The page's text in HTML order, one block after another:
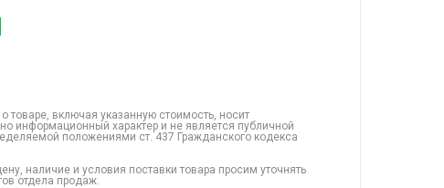
товаре, включая указанную стоимость, носит
информационный характер и не является публичной
положениями ст. 437 Гражданского кодекса
наличие и условия поставки товара просим уточнять
отдела продаж.